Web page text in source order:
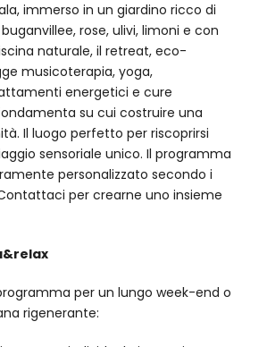
immerso in un giardino ricco di
rose, ulivi, limoni e con
naturale, il retreat, eco-
musicoterapia, yoga,
energetici e cure
su cui costruire una
Il luogo perfetto per riscoprirsi
sensoriale unico. Il programma
personalizzato secondo i
per crearne uno insieme
per un lungo week-end o
rigenerante: